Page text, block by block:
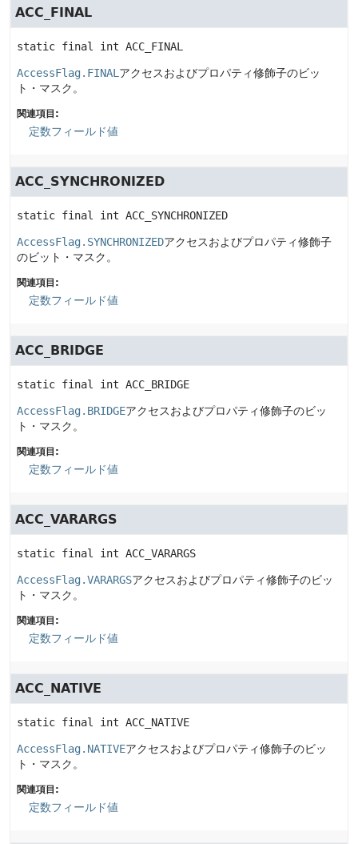
ACC_FINAL
static final int ACC_FINAL
AccessFlag.FINAL アクセスおよびプロパティ修飾子のビッ
ト・マスク。
関連項目:
定数フィールド値
ACC_SYNCHRONIZED
static final int ACC_SYNCHRONIZED
AccessFlag.SYNCHRONIZEDアクセスおよびプロパティ修飾子
のビット・マスク。
関連項目:
定数フィールド値
ACC_BRIDGE
static final int ACC_BRIDGE
AccessFlag.BRIDGEアクセスおよびプロパティ修飾子のビッ
ト・マスク。
関連項目:
定数フィールド値
ACC_VARARGS
static final int ACC_VARARGS
AccessFlag.VARARGSアクセスおよびプロパティ修飾子のビッ
ト・マスク。
関連項目:
定数フィールド値
ACC_NATIVE
static final int ACC_NATIVE
AccessFlag.NATIVEアクセスおよびプロパティ修飾子のビッ
ト・マスク。
関連項目:
定数フィールド値